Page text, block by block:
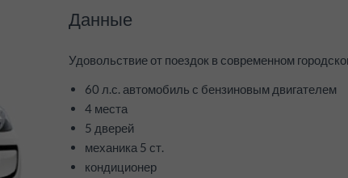
Данные
Удовольствие от поездок в современном
60 л.с. автомобиль с бензиновым двигателем
4 места
5 дверей
механика 5 ст.
кондиционер